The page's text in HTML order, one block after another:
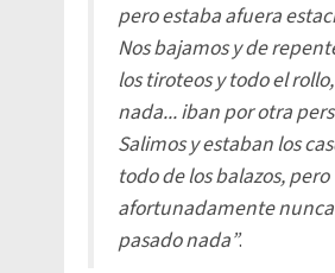
pero estaba afuera
Nos bajamos y de
los tiroteos y todo el
nada... iban por otra
Salimos y estaban los
todo de los balazos, pero
afortunadamente
pasado nada”.